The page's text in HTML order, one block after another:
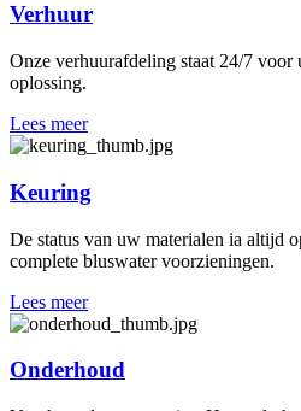
Verhuur
Onze verhuurafdeling staat 24/7 voor
oplossing.
Lees meer
Keuring
De status van uw materialen ia altijd
complete bluswater voorzieningen.
Lees meer
Onderhoud